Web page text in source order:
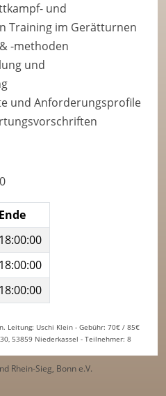
und
Training im Gerätturnen
-methoden
und
und Anforderungsprofile
Ende
18:00:00
18:00:00
18:00:00
Leitung: Uschi Klein - Gebühr: 70€ / 85€
53859 Niederkassel - Teilnehmer: 8
Rhein-Sieg, Bonn e.V.